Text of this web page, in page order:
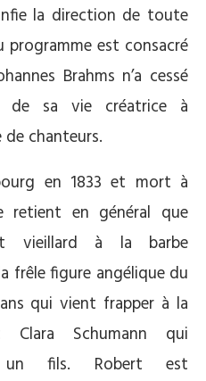
la direction de toute
programme est consacré
Brahms n’a cessé
de sa vie créatrice à
de chanteurs.
en 1833 et mort à
retient en général que
vieillard à la barbe
frêle figure angélique du
qui vient frapper à la
Schumann qui
un fils. Robert est